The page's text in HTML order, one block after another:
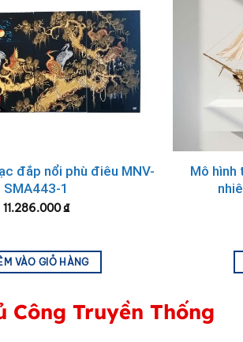
Doanh nghiệp lên Bộ bình trà
cam kết cung cấp sản
đắp nổi phù điêu MNV-
SMA443-1
11.286.000₫
VÀO GIỎ HÀNG
Mô hình
Công Truyền Thống